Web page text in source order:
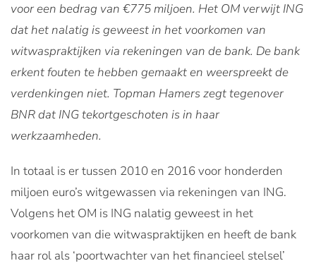
voor een bedrag van €775 miljoen. Het OM verwijt ING
dat het nalatig is geweest in het voorkomen van
witwaspraktijken via rekeningen van de bank. De bank
erkent fouten te hebben gemaakt en weerspreekt de
verdenkingen niet. Topman Hamers zegt tegenover
BNR dat ING tekortgeschoten is in haar
werkzaamheden.
In totaal is er tussen 2010 en 2016 voor honderden
miljoen euro’s witgewassen via rekeningen van ING.
Volgens het OM is ING nalatig geweest in het
voorkomen van die witwaspraktijken en heeft de bank
haar rol als ‘poortwachter van het financieel stelsel’